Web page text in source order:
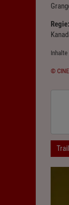
Regie:
©